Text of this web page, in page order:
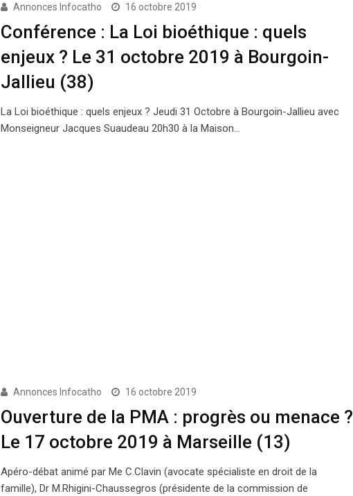
Annonces Infocatho 16 octobre 2019
Conférence : La Loi bioéthique : quels
enjeux ? Le 31 octobre 2019 à Bourgoin-
Jallieu (38)
La Loi bioéthique : quels enjeux ? Jeudi 31 Octobre à Bourgoin-Jallieu avec
Monseigneur Jacques Suaudeau 20h30 à la Maison…
Annonces Infocatho 16 octobre 2019
Ouverture de la PMA : progrès ou menace ?
Le 17 octobre 2019 à Marseille (13)
Apéro-débat animé par Me C.Clavin (avocate spécialiste en droit de la
famille), Dr M.Rhigini-Chaussegros (présidente de la commission de